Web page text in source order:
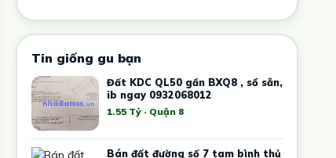
Tin giống gu bạn
Đất KDC QL50 gần BXQ8 , sổ sẵn,
ib ngay 0932068012
1.55 Tỷ · Quận 8
Bán đất đường số 7 tam bình thủ